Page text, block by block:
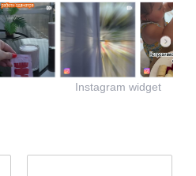
Instagram widget